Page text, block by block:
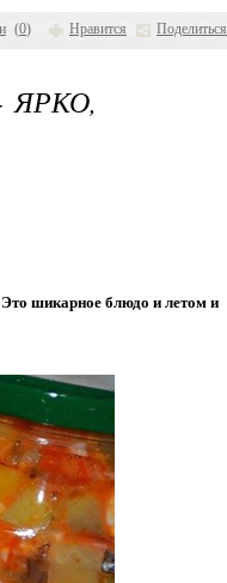
(0) Нравится Поделиться
шикарное блюдо и летом и